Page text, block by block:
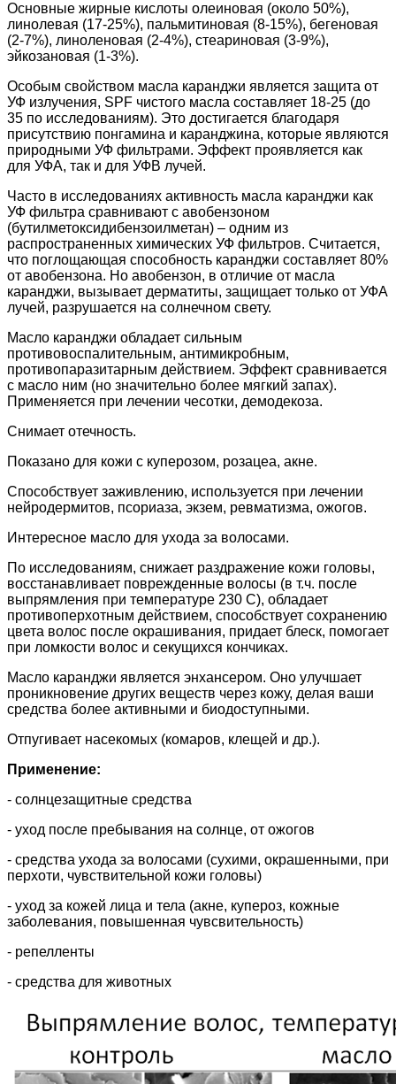
Основные жирные кислоты олеиновая (около 50%),
линолевая (17-25%), пальмитиновая (8-15%), бегеновая
(2-7%), линоленовая (2-4%), стеариновая (3-9%),
эйкозановая (1-3%).
Особым свойством масла каранджи является защита от
УФ излучения, SPF чистого масла составляет 18-25 (до
35 по исследованиям). Это достигается благодаря
присутствию понгамина и каранджина, которые являются
природными УФ фильтрами. Эффект проявляется как
для УФА, так и для УФВ лучей.
Часто в исследованиях активность масла каранджи как
УФ фильтра сравнивают с авобензоном
(бутилметоксидибензоилметан) – одним из
распространенных химических УФ фильтров. Считается,
что поглощающая способность каранджи составляет 80%
от авобензона. Но авобензон, в отличие от масла
каранджи, вызывает дерматиты, защищает только от УФА
лучей, разрушается на солнечном свету.
Масло каранджи обладает сильным
противовоспалительным, антимикробным,
противопаразитарным действием. Эффект сравнивается
с масло ним (но значительно более мягкий запах).
Применяется при лечении чесотки, демодекоза.
Снимает отечность.
Показано для кожи с куперозом, розацеа, акне.
Способствует заживлению, используется при лечении
нейродермитов, псориаза, экзем, ревматизма, ожогов.
Интересное масло для ухода за волосами.
По исследованиям, снижает раздражение кожи головы,
восстанавливает поврежденные волосы (в т.ч. после
выпрямления при температуре 230 С), обладает
противоперхотным действием, способствует сохранению
цвета волос после окрашивания, придает блеск, помогает
при ломкости волос и секущихся кончиках.
Масло каранджи является энхансером. Оно улучшает
проникновение других веществ через кожу, делая ваши
средства более активными и биодоступными.
Отпугивает насекомых (комаров, клещей и др.).
Применение:
- солнцезащитные средства
- уход после пребывания на солнце, от ожогов
- средства ухода за волосами (сухими, окрашенными, при
перхоти, чувствительной кожи головы)
- уход за кожей лица и тела (акне, купероз, кожные
заболевания, повышенная чувсвительность)
- репелленты
- средства для животных